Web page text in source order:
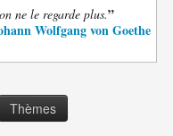
ne le regarde plus.”
Wolfgang von Goethe
Thèmes